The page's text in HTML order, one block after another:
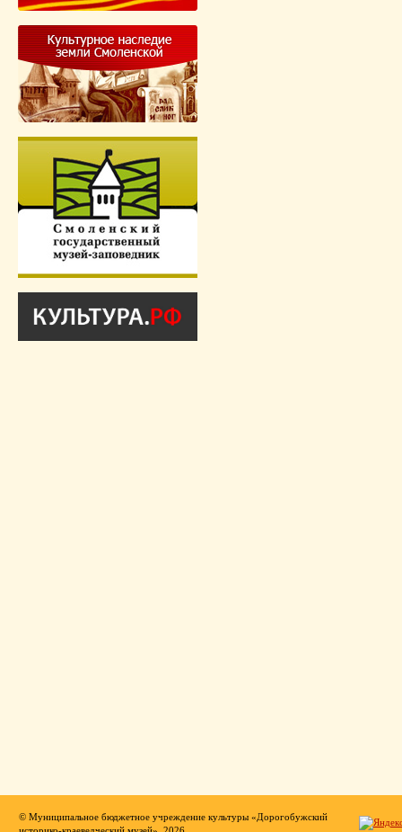
© Муниципальное бюджетное учреждение культуры «Дорогобужский